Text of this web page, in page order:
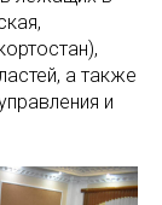
а также
и